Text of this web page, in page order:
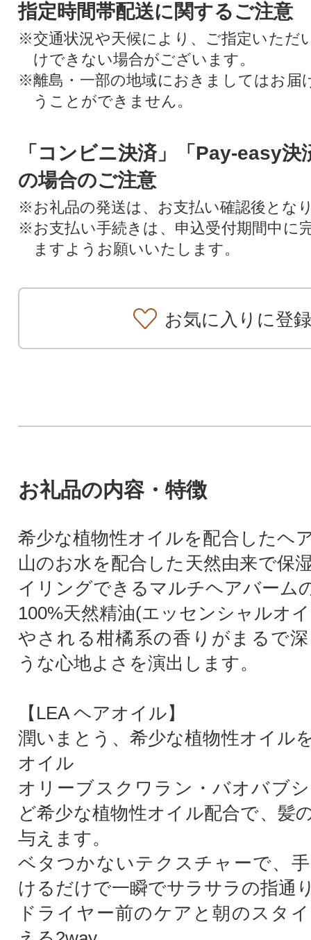
指定時間帯配送に関するご注意
※交通状況や天候により、ご指定いただ
けできない場合がございます。
※離島・一部の地域におきましてはお届
うことができません。
「コンビニ決済」「Pay-easy決
の場合のご注意
※お礼品の発送は、お支払い確認後とな
※お支払い手続きは、申込受付期間中に
ますようお願いいたします。
お気に入りに登録
お礼品の内容・特徴
希少な植物性オイルを配合したヘ
山のお水を配合した天然由来で保
イリングできるマルチヘアバーム
100%天然精油(エッセンシャルオ
やされる柑橘系の香りがまるで
うな心地よさを演出します。
【LEA ヘアオイル】
潤いまとう、希少な植物性オイル
オイル
オリーブスクワラン・バオバブ
ど希少な植物性オイル配合で、髪
与えます。
ベタつかないテクスチャーで、
けるだけで一瞬でサラサラの指通
ドライヤー前のケアと朝のスタ